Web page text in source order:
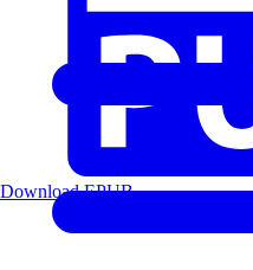
Download EPUB